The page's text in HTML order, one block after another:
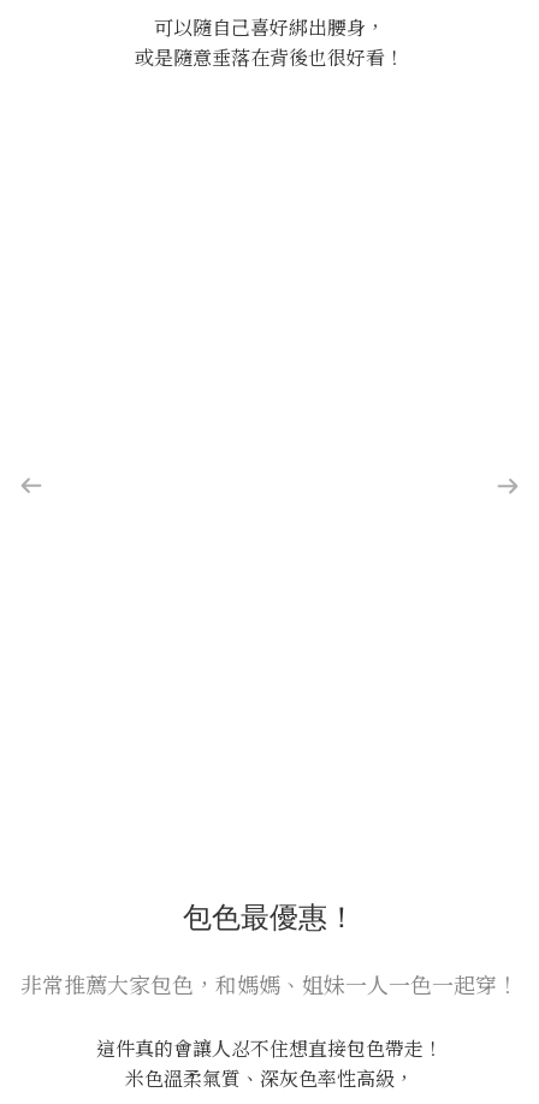
可以隨自己喜好綁出腰身，
或是隨意垂落在背後也很好看！
包色最優惠！
非常推薦大家包色，和媽媽、姐妹一人一色一起穿！
這件真的會讓人忍不住想直接包色帶走！
米色溫柔氣質、深灰色率性高級，